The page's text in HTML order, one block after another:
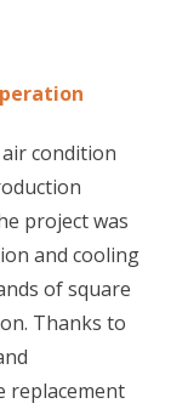
condition
project was
and cooling
of square
Thanks to
replacement